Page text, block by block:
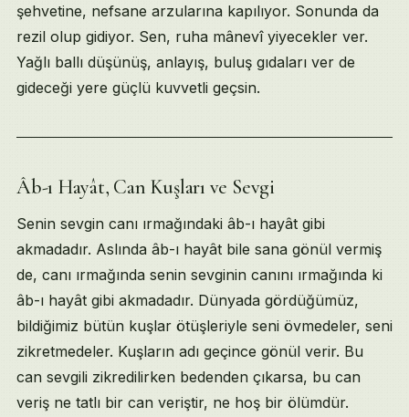
şehvetine, nefsane arzularına kapılıyor. Sonunda da
rezil olup gidiyor. Sen, ruha mânevî yiyecekler ver.
Yağlı ballı düşünüş, anlayış, buluş gıdaları ver de
gideceği yere güçlü kuvvetli geçsin.
Âb-ı Hayât, Can Kuşları ve Sevgi
Senin sevgin canı ırmağındaki âb-ı hayât gibi
akmadadır. Aslında âb-ı hayât bile sana gönül vermiş
de, canı ırmağında senin sevginin canını ırmağında ki
âb-ı hayât gibi akmadadır. Dünyada gördüğümüz,
bildiğimiz bütün kuşlar ötüşleriyle seni övmedeler, seni
zikretmedeler. Kuşların adı geçince gönül verir. Bu
can sevgili zikredilirken bedenden çıkarsa, bu can
veriş ne tatlı bir can veriştir, ne hoş bir ölümdür.